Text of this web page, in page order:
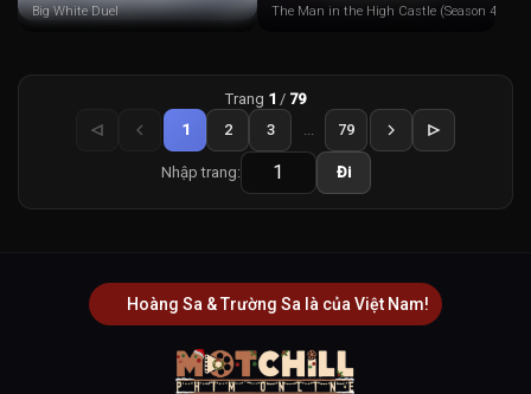
Big White Duel The Man in the High Castle (Season 4)
Trang 1 / 79
1
2 3 ... 79
Nhập trang: Đi
Hoàng Sa & Trường Sa là của Việt Nam!